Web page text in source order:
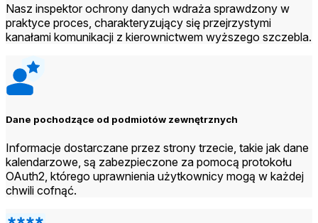
Nasz inspektor ochrony danych wdraża sprawdzony w
praktyce proces, charakteryzujący się przejrzystymi
kanałami komunikacji z kierownictwem wyższego szczebla.
Dane pochodzące od podmiotów zewnętrznych
Informacje dostarczane przez strony trzecie, takie jak dane
kalendarzowe, są zabezpieczone za pomocą protokołu
OAuth2, którego uprawnienia użytkownicy mogą w każdej
chwili cofnąć.